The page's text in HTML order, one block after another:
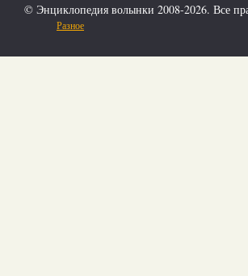
© Энциклопедия волынки 2008-2026. Все
Разное